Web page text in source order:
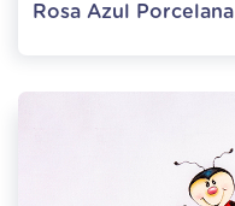
Rosa Azul Porcelana